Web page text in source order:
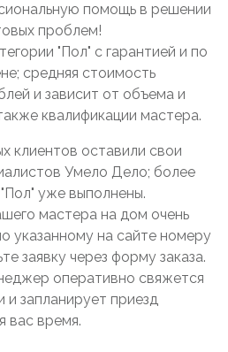
помощь в решении
проблем!
"Пол" с гарантией и по
средняя стоимость
и зависит от объема и
квалификации мастера.
клиентов оставили свои
Умело Дело; более
уже выполнены.
мастера на дом очень
указанному на сайте номеру
заявку через форму заказа.
оперативно свяжется
и запланирует приезд
вас время.